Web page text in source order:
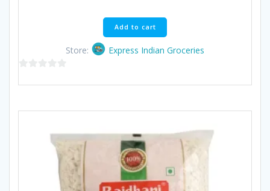
Add to cart
Store: Express Indian Groceries